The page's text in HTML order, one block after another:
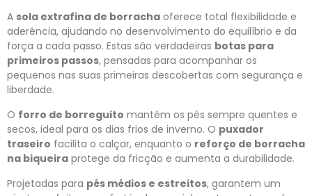
A sola extrafina de borracha oferece total flexibilidade e
aderência, ajudando no desenvolvimento do equilíbrio e da
força a cada passo. Estas são verdadeiras botas para
primeiros passos, pensadas para acompanhar os
pequenos nas suas primeiras descobertas com segurança e
liberdade.
O forro de borreguito mantém os pés sempre quentes e
secos, ideal para os dias frios de inverno. O puxador
traseiro facilita o calçar, enquanto o reforço de borracha
na biqueira protege da fricção e aumenta a durabilidade.
Projetadas para pés médios e estreitos, garantem um